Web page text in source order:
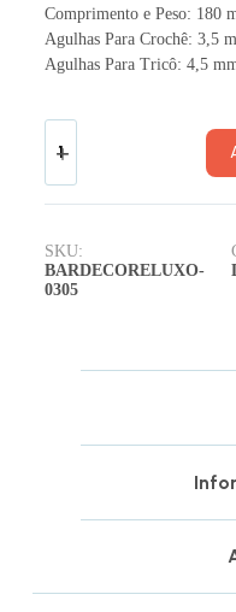
Comprimento e Peso: 180
Agulhas Para Crochê: 3,5
Agulhas Para Tricô: 4,5
SKU:
BARDECORELUXO-
0305